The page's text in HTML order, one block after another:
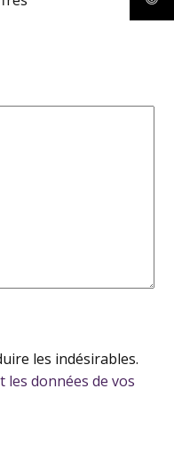
les indésirables.
les données de vos